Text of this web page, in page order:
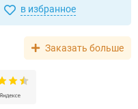
в избранное
Заказать больше